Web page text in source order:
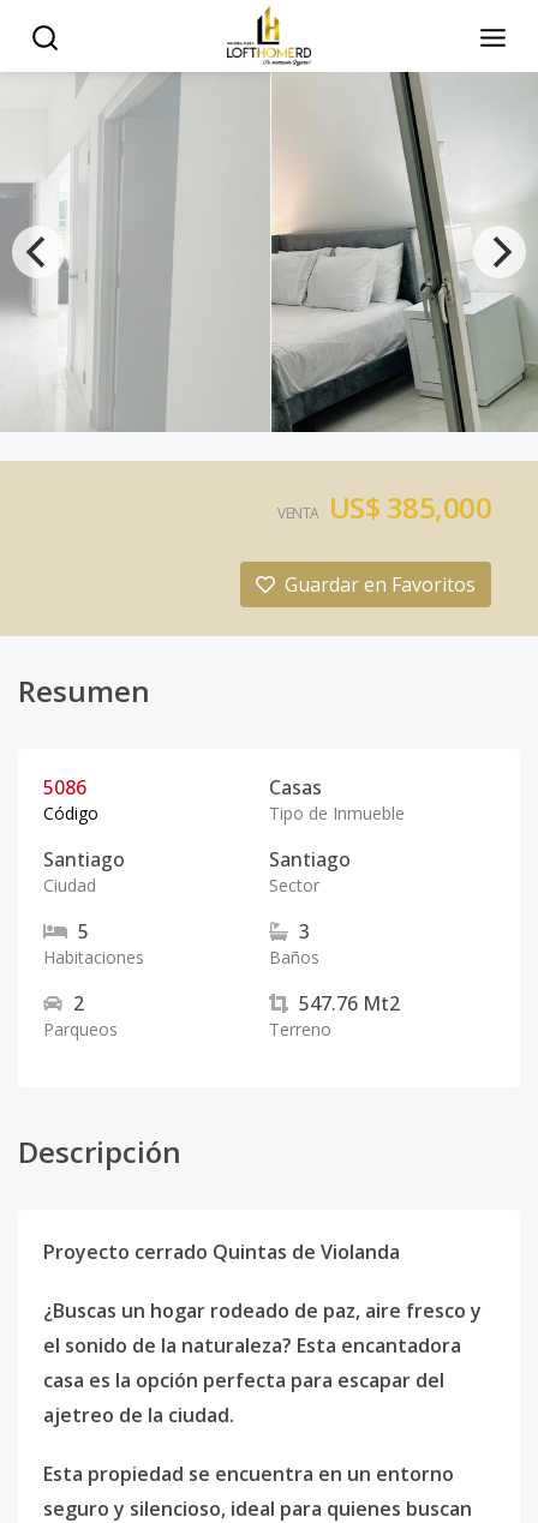
VENTA US$ 385,000
Guardar en Favoritos
Resumen
5086
Código
Casas
Tipo de Inmueble
Santiago
Ciudad
Santiago
Sector
5
Habitaciones
3
Baños
2
Parqueos
547.76 Mt2
Terreno
Descripción
Proyecto cerrado Quintas de Violanda
¿Buscas un hogar rodeado de paz, aire fresco y
el sonido de la naturaleza? Esta encantadora
casa es la opción perfecta para escapar del
ajetreo de la ciudad.
Esta propiedad se encuentra en un entorno
seguro y silencioso, ideal para quienes buscan